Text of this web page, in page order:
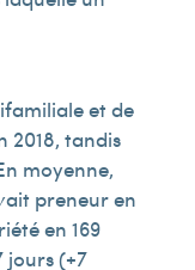
et de
2018, tandis
moyenne,
preneur en
en 169
jours (+7